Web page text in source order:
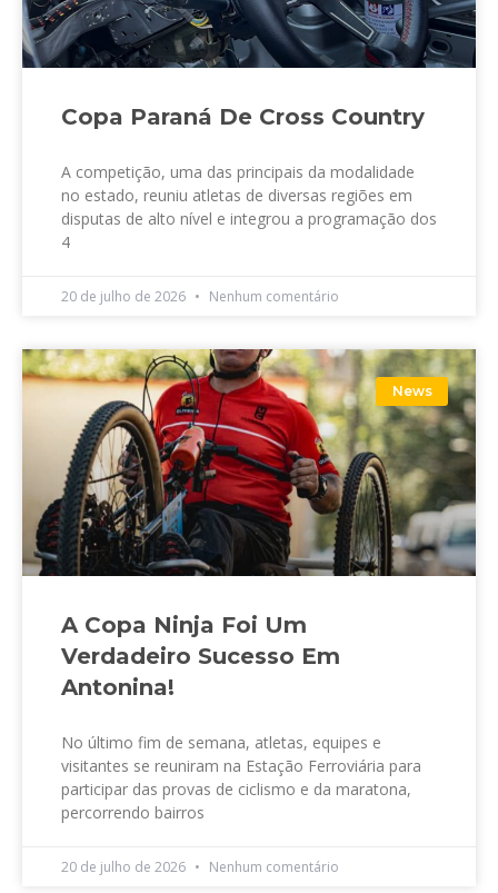
Copa Paraná De Cross Country
A competição, uma das principais da modalidade
no estado, reuniu atletas de diversas regiões em
disputas de alto nível e integrou a programação dos
4
20 de julho de 2026 Nenhum comentário
News
A Copa Ninja Foi Um
Verdadeiro Sucesso Em
Antonina!
No último fim de semana, atletas, equipes e
visitantes se reuniram na Estação Ferroviária para
participar das provas de ciclismo e da maratona,
percorrendo bairros
20 de julho de 2026 Nenhum comentário